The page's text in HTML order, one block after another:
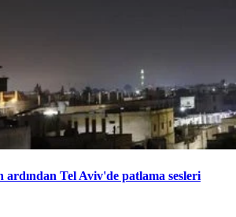
ardından Tel Aviv'de patlama sesleri